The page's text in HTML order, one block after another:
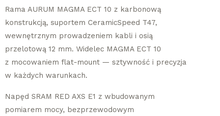
Rama AURUM MAGMA ECT 10 z karbonową
konstrukcją, suportem CeramicSpeed T47,
wewnętrznym prowadzeniem kabli i osią
przelotową 12 mm. Widelec MAGMA ECT 10
z mocowaniem flat-mount — sztywność i precyzja
w każdych warunkach.
Napęd SRAM RED AXS E1 z wbudowanym
pomiarem mocy, bezprzewodowym